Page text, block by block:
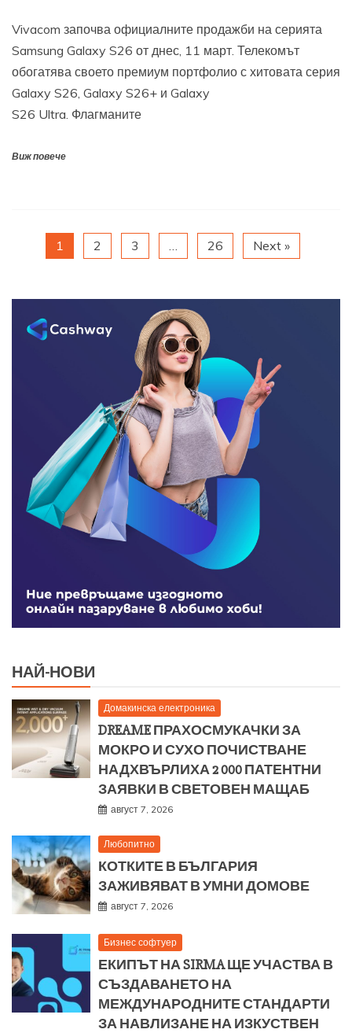
Vivacom започва официалните продажби на серията
Samsung Galaxy S26 от днес, 11 март. Телекомът
обогатява своето премиум портфолио с хитовата серия
Galaxy S26, Galaxy S26+ и Galaxy
S26 Ultra. Флагманите
Виж повече
1 2 3 26 Next »
НАЙ-НОВИ
Домакинска електроника
DREAME ПРАХОСМУКАЧКИ ЗА
МОКРО И СУХО ПОЧИСТВАНЕ
НАДХВЪРЛИХА 2 000 ПАТЕНТНИ
ЗАЯВКИ В СВЕТОВЕН МАЩАБ
август 7, 2026
Любопитно
КОТКИТЕ В БЪЛГАРИЯ
ЗАЖИВЯВАТ В УМНИ ДОМОВЕ
август 7, 2026
Бизнес софтуер
ЕКИПЪТ НА SIRMA ЩЕ УЧАСТВА В
СЪЗДАВАНЕТО НА
МЕЖДУНАРОДНИТЕ СТАНДАРТИ
ЗА НАВЛИЗАНЕ НА ИЗКУСТВЕН